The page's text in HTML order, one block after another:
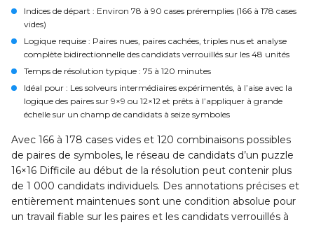
Indices de départ : Environ 78 à 90 cases préremplies (166 à 178 cases
vides)
Logique requise : Paires nues, paires cachées, triples nus et analyse
complète bidirectionnelle des candidats verrouillés sur les 48 unités
Temps de résolution typique : 75 à 120 minutes
Idéal pour : Les solveurs intermédiaires expérimentés, à l’aise avec la
logique des paires sur 9×9 ou 12×12 et prêts à l’appliquer à grande
échelle sur un champ de candidats à seize symboles
Avec 166 à 178 cases vides et 120 combinaisons possibles
de paires de symboles, le réseau de candidats d’un puzzle
16×16 Difficile au début de la résolution peut contenir plus
de 1 000 candidats individuels. Des annotations précises et
entièrement maintenues sont une condition absolue pour
un travail fiable sur les paires et les candidats verrouillés à